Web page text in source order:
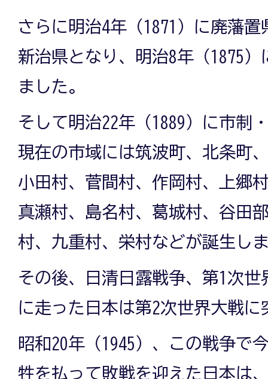
さらに明治4年（1871）に廃藩
新治県となり、明治8年（1875
ました。
そして明治22年（1889）に市制
現在の市域には筑波町、北条町
小田村、菅間村、作岡村、上郷
真瀬村、島名村、葛城村、谷田
村、九重村、栄村などが誕生し
その後、日清日露戦争、第1次
に走った日本は第2次世界大戦に
昭和20年（1945）、この戦争で
牲を払って敗戦を迎えた日本は